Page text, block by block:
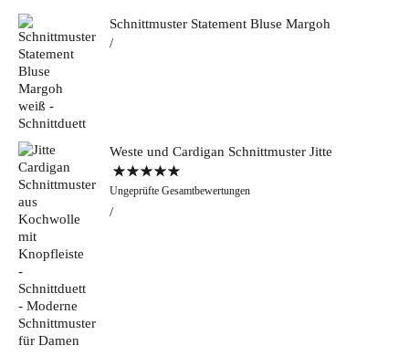
Schnittmuster Statement Bluse Margoh
Weste und Cardigan Schnittmuster Jitte
Bewertet mit
5.00von 5
Ungeprüfte Gesamtbewertungen